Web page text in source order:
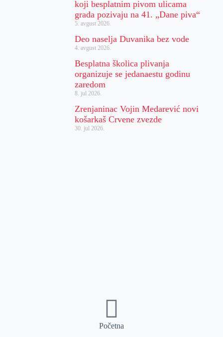
koji besplatnim pivom ulicama
grada pozivaju na 41. „Dane piva“
5. avgust 2026.
Deo naselja Duvanika bez vode
4. avgust 2026.
Besplatna školica plivanja
organizuje se jedanaestu godinu
zaredom
8. jul 2026.
Zrenjaninac Vojin Medarević novi
košarkaš Crvene zvezde
30. jul 2026.
Početna